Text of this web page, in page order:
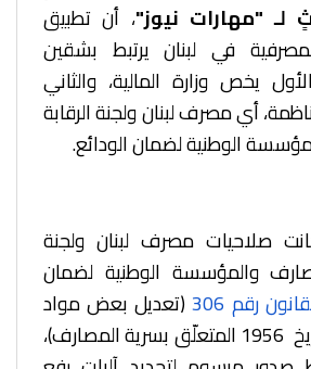
"مهارات نيوز"، أن تطبيق
في لبنان يرتبط بشقين
يخص وزارة المالية، والثاني
أي مصرف لبنان ولجنة الرقابة
الوطنية لضمان الودائع.
صلاحيات مصرف لبنان ولجنة
والمؤسسة الوطنية لضمان
رقم 306
(تعديل بعض مواد
القانون الصادر بتاريخ 1956 المتعلّق بسرية المصارف)،